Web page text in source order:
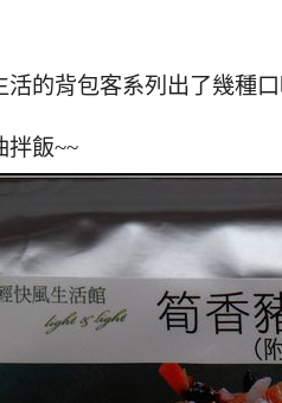
活的背包客系列出了幾種
拌飯~~